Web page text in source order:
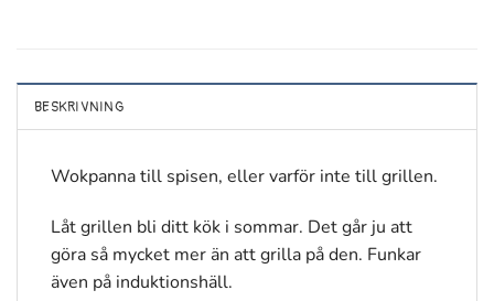
BESKRIVNING
Wokpanna till spisen, eller varför inte till grillen.
Låt grillen bli ditt kök i sommar. Det går ju att
göra så mycket mer än att grilla på den. Funkar
även på induktionshäll.